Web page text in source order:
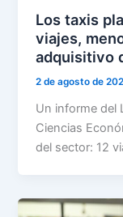
Los taxis
viajes,
adquisitivo
2 de agosto de
Un informe del
Ciencias
del sector: 12